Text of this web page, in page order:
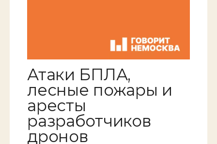
Атаки БПЛА,
лесные пожары и
аресты
разработчиков
дронов